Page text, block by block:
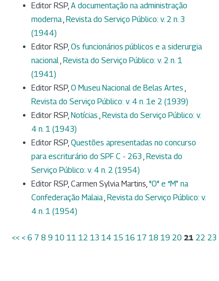
Editor RSP, A documentação na administração
moderna, Revista do Serviço Público: v. 2 n. 3
(1944)
Editor RSP, Os funcionários públicos e a siderurgia
nacional, Revista do Serviço Público: v. 2 n. 1
(1941)
Editor RSP, O Museu Nacional de Belas Artes ,
Revista do Serviço Público: v. 4 n. 1e 2 (1939)
Editor RSP, Notícias , Revista do Serviço Público: v.
4 n. 1 (1943)
Editor RSP, Questões apresentadas no concurso
para escriturário do SPF C - 263 , Revista do
Serviço Público: v. 4 n. 2 (1954)
Editor RSP, Carmen Sylvia Martins, "O" e “M” na
Confederação Malaia, Revista do Serviço Público: v.
4 n. 1 (1954)
<< < 6 7 8 9 10 11 12 13 14 15 16 17 18 19 20 21 22 23